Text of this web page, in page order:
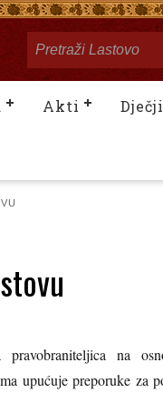
Akti
pravobraniteljica na
upućuje preporuke za